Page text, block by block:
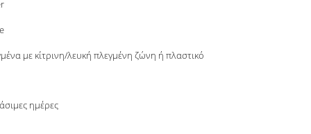
με κίτρινη/λευκή πλεγμένη ζώνη ή πλαστικό
ημέρες